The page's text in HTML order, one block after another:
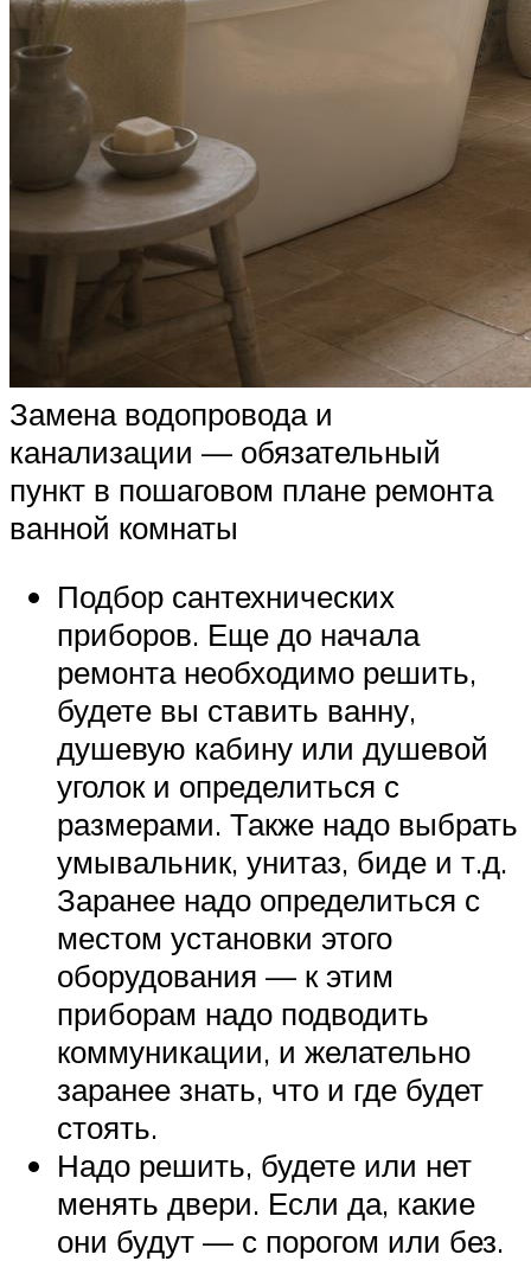
Замена водопровода и
канализации — обязательный
пункт в пошаговом плане ремонта
ванной комнаты
Подбор сантехнических
приборов. Еще до начала
ремонта необходимо решить,
будете вы ставить ванну,
душевую кабину или душевой
уголок и определиться с
размерами. Также надо выбрать
умывальник, унитаз, биде и т.д.
Заранее надо определиться с
местом установки этого
оборудования — к этим
приборам надо подводить
коммуникации, и желательно
заранее знать, что и где будет
стоять.
Надо решить, будете или нет
менять двери. Если да, какие
они будут — с порогом или без.